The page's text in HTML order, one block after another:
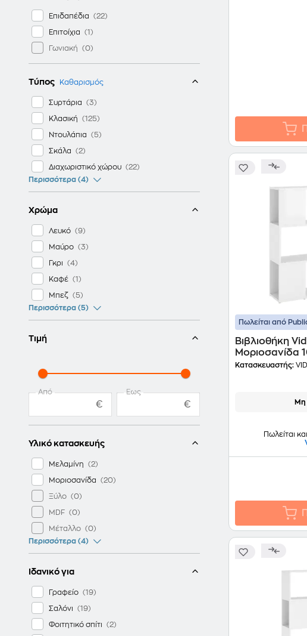
Επιδαπέδια
Επιτοίχια
Γωνιακή
Τύπος Καθαρισμός
Συρτάρια
Κλασική
Ντουλάπια
Σκάλα
Διαχωριστικό χώρου
Περισσότερα (4)
Χρώμα
Λευκό
Μαύρο
Γκρι
Καφέ
Μπεζ
Περισσότερα (5)
Τιμή
Από
€
Έως
€
Υλικό κατασκευής
Μελαμίνη
Μοριοσανίδα
Ξύλο
MDF
Μέταλλο
Περισσότερα (4)
Ιδανικό για
Γραφείο
Σαλόνι
Φοιτητικό σπίτι
Πωλείται από
Βιβλιοθήκη
Μοριοσανίδα
Λευκό/
Κατασκευαστής:
Μη
Πωλείται